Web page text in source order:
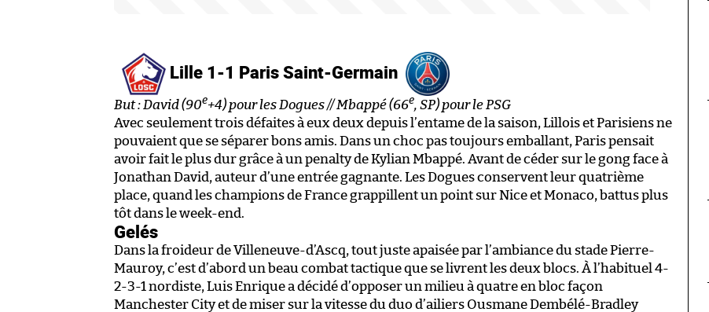
Lille 1-1 Paris Saint-Germain
But : David (90e+4) pour les Dogues // Mbappé (66e, SP) pour le PSG
Avec seulement trois défaites à eux deux depuis l’entame de la saison, Lillois et Parisiens ne
pouvaient que se séparer bons amis. Dans un choc pas toujours emballant, Paris pensait
avoir fait le plus dur grâce à un penalty de Kylian Mbappé. Avant de céder sur le gong face à
Jonathan David, auteur d’une entrée gagnante. Les Dogues conservent leur quatrième
place, quand les champions de France grappillent un point sur Nice et Monaco, battus plus
tôt dans le week-end.
Gelés
Dans la froideur de Villeneuve-d’Ascq, tout juste apaisée par l’ambiance du stade Pierre-
Mauroy, c’est d’abord un beau combat tactique que se livrent les deux blocs. À l’habituel 4-
2-3-1 nordiste, Luis Enrique a décidé d’opposer un milieu à quatre en bloc façon
Manchester City et de miser sur la vitesse du duo d’ailiers Ousmane Dembélé-Bradley